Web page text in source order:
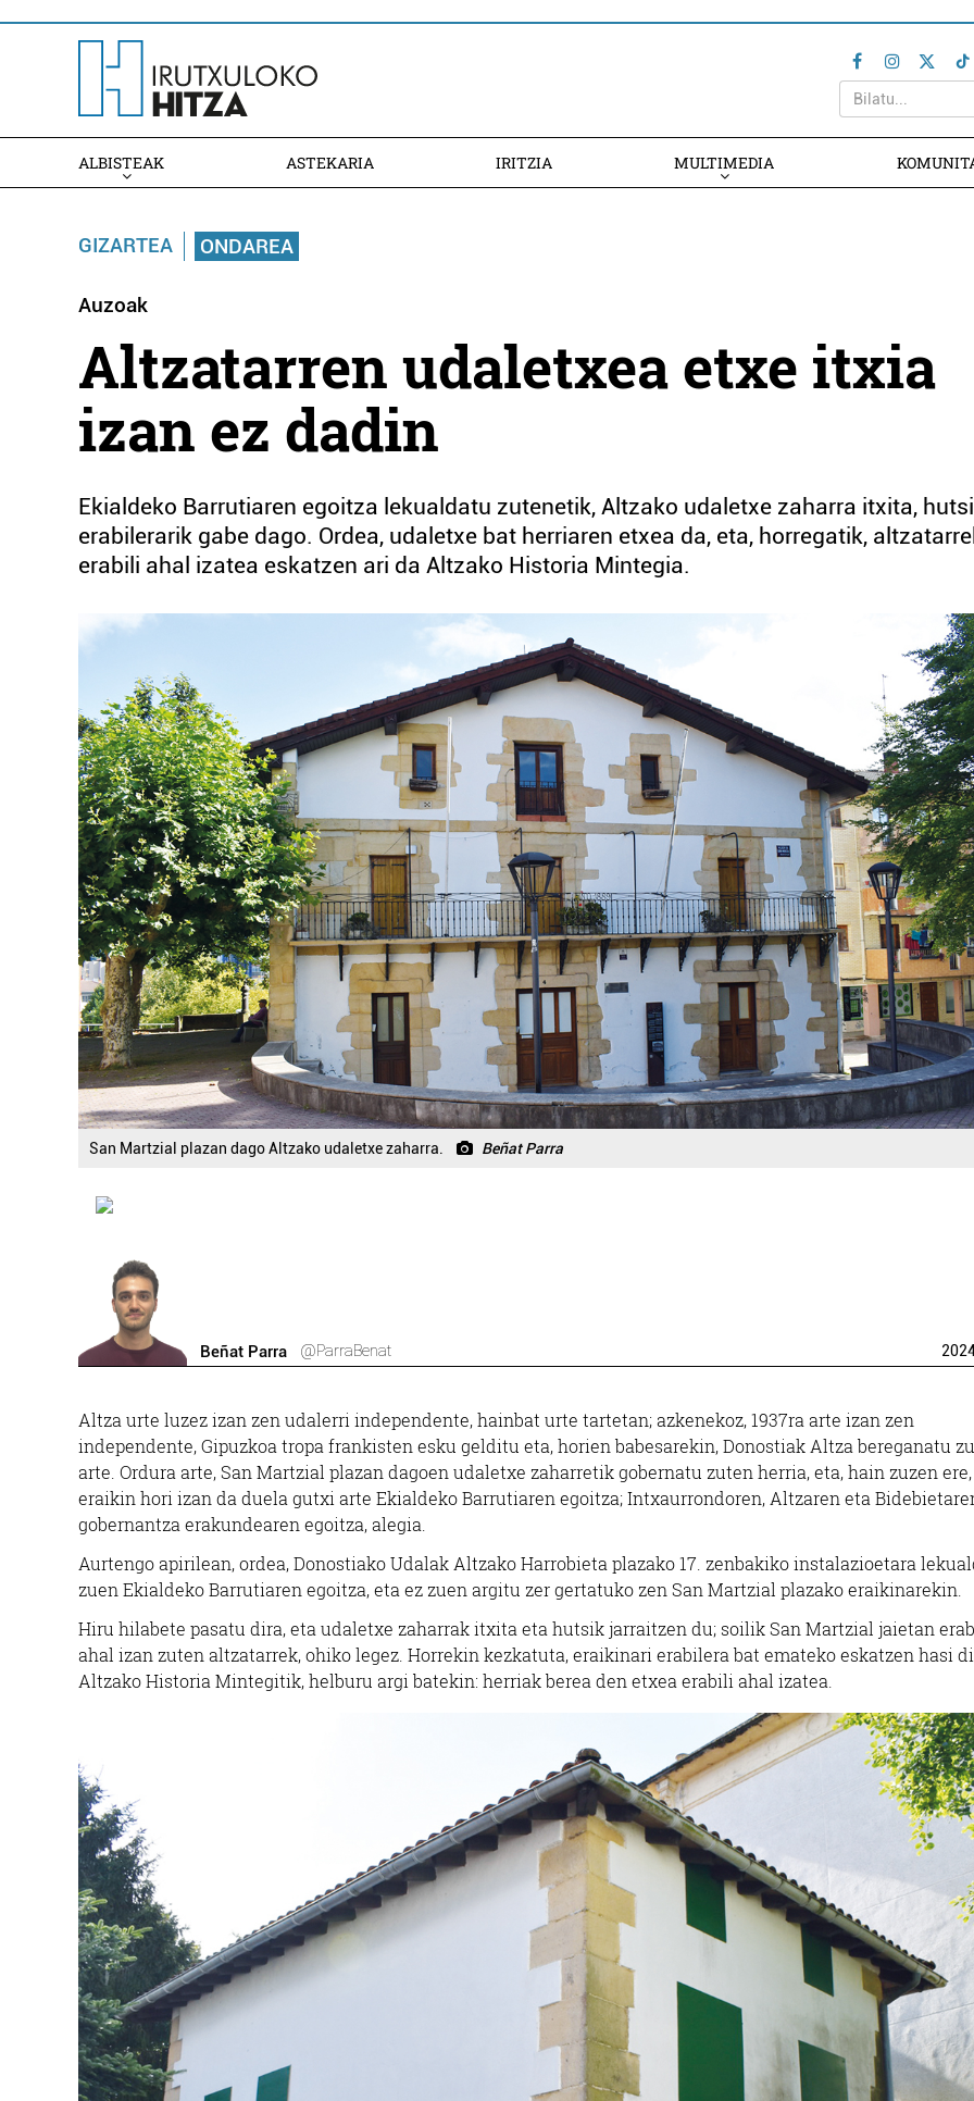
ALBISTEAK ASTEKARIA IRITZIA MULTIMEDIA
GIZARTEA ONDAREA
Auzoak
Altzatarren udaletxea etxe itxia
izan ez dadin
Ekialdeko Barrutiaren egoitza lekualdatu zutenetik, Altzako udaletxe zaharra itxita,
erabilerarik gabe dago. Ordea, udaletxe bat herriaren etxea da, eta, horregatik,
erabili ahal izatea eskatzen ari da Altzako Historia Mintegia.
San Martzial plazan dago Altzako udaletxe zaharra. Beñat Parra
Beñat Parra @ParraBenat
Altza urte luzez izan zen udalerri independente, hainbat urte tartetan; azkenekoz, 1937ra arte izan zen
independente, Gipuzkoa tropa frankisten esku gelditu eta, horien babesarekin, Donostiak Altza bereganatu
arte. Ordura arte, San Martzial plazan dagoen udaletxe zaharretik gobernatu zuten herria, eta, hain zuzen ere,
eraikin hori izan da duela gutxi arte Ekialdeko Barrutiaren egoitza; Intxaurrondoren, Altzaren eta
gobernantza erakundearen egoitza, alegia.
Aurtengo apirilean, ordea, Donostiako Udalak Altzako Harrobieta plazako 17. zenbakiko instalazioetara
zuen Ekialdeko Barrutiaren egoitza, eta ez zuen argitu zer gertatuko zen San Martzial plazako eraikinarekin.
Hiru hilabete pasatu dira, eta udaletxe zaharrak itxita eta hutsik jarraitzen du; soilik San Martzial jaietan
ahal izan zuten altzatarrek, ohiko legez. Horrekin kezkatuta, eraikinari erabilera bat emateko eskatzen hasi
Altzako Historia Mintegitik, helburu argi batekin: herriak berea den etxea erabili ahal izatea.